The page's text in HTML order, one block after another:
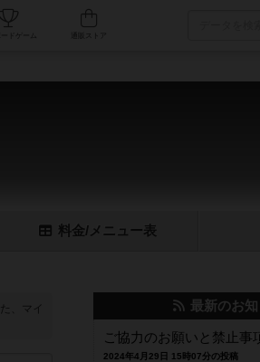
人気ボードゲーム
料金/メニュー表
、マイ
最新のお
ご協力のお願いと禁止事
2024年4月29日 15時07分の投稿